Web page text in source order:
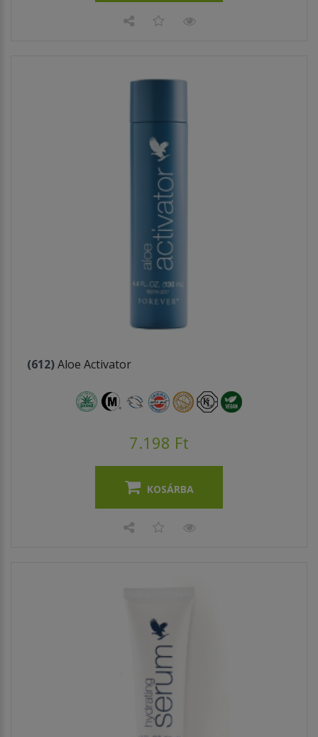
(612)Aloe Activator
7.198 Ft
KOSÁRBA